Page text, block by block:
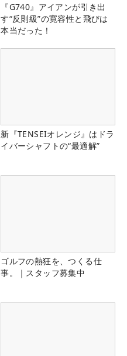
『G740』アイアンが引き出
す“反則級”の寛容性と飛びは
本当だった！
新『TENSEIオレンジ』はドラ
イバーシャフトの“最適解”
ゴルフの熱狂を、つくる仕
事。｜スタッフ募集中